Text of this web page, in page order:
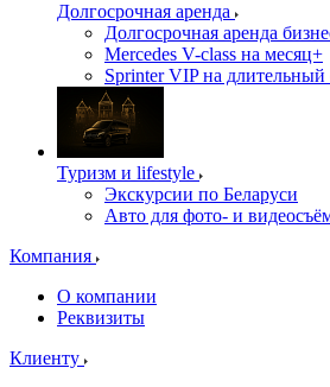
Долгосрочная аренда
Долгосрочная аренда
Mercedes V-class на месяц+
Sprinter VIP на длительный
Туризм и lifestyle
Экскурсии по Беларуси
Авто для фото- и
Компания
О компании
Реквизиты
Клиенту